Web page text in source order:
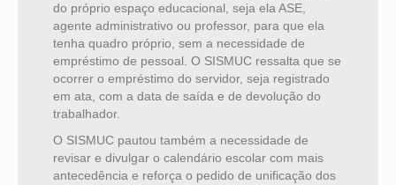
do próprio espaço educacional, seja ela ASE,
agente administrativo ou professor, para que ela
tenha quadro próprio, sem a necessidade de
empréstimo de pessoal. O SISMUC ressalta que se
ocorrer o empréstimo do servidor, seja registrado
em ata, com a data de saída e de devolução do
trabalhador.
O SISMUC pautou também a necessidade de
revisar e divulgar o calendário escolar com mais
antecedência e reforça o pedido de unificação dos